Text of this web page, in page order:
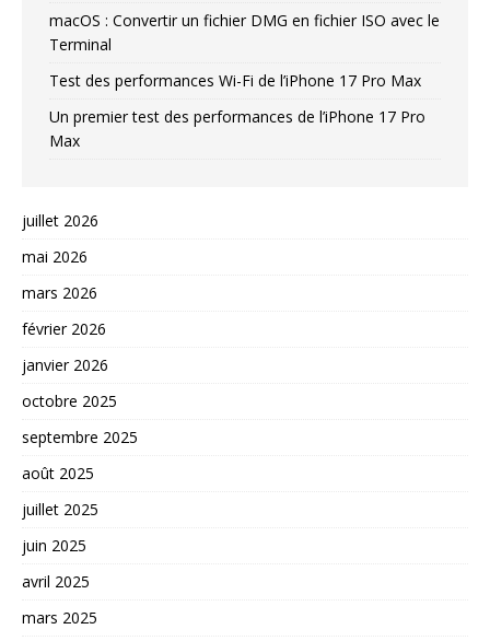
macOS : Convertir un fichier DMG en fichier ISO avec le
Terminal
Test des performances Wi-Fi de l’iPhone 17 Pro Max
Un premier test des performances de l’iPhone 17 Pro
Max
juillet 2026
mai 2026
mars 2026
février 2026
janvier 2026
octobre 2025
septembre 2025
août 2025
juillet 2025
juin 2025
avril 2025
mars 2025